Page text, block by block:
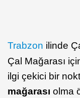
Trabzon ilinde
Çal Mağarası
ilgi çekici bir
mağarası olma